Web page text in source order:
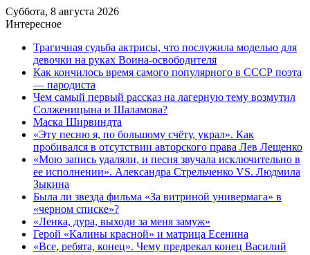
Суббота, 8 августа 2026
Интересное
Трагичная судьба актрисы, что послужила моделью для
девочки на руках Воина-освободителя
Как кончилось время самого популярного в СССР поэта
— пародиста
Чем самый первый рассказ на лагерную тему возмутил
Солженицына и Шаламова?
Маска Ширвиндта
«Эту песню я, по большому счёту, украл». Как
пробивался в отсутствии авторского права Лев Лещенко
«Мою запись удаляли, и песня звучала исключительно в
ее исполнении». Александра Стрельченко VS. Людмила
Зыкина
Была ли звезда фильма «За витриной универмага» в
«черном списке»?
«Ленка, дура, выходи за меня замуж»
Герой «Калины красной» и матрица Есенина
«Все, ребята, конец». Чему предрекал конец Василий